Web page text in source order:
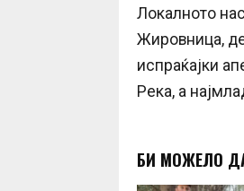
Локалното
Жировница,
испраќајки
Река, а
БИ МОЖЕЛО